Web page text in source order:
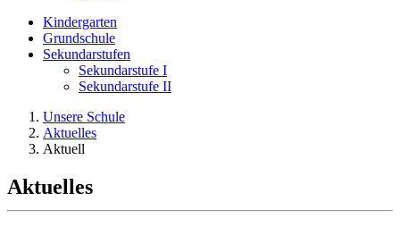
Kindergarten
Grundschule
Sekundarstufen
Sekundarstufe I
Sekundarstufe II
Unsere Schule
Aktuelles
Aktuell
Aktuelles